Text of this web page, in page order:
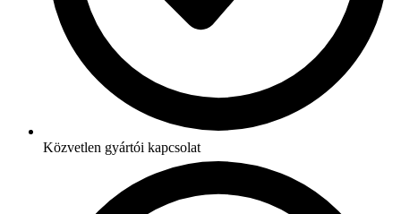
Közvetlen gyártói kapcsolat